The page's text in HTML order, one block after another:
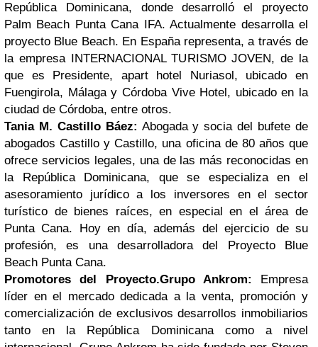
República Dominicana, donde desarrolló el proyecto
Palm Beach Punta Cana IFA. Actualmente desarrolla el
proyecto Blue Beach. En España representa, a través de
la empresa INTERNACIONAL TURISMO JOVEN, de la
que es Presidente, apart hotel Nuriasol, ubicado en
Fuengirola, Málaga y Córdoba Vive Hotel, ubicado en la
ciudad de Córdoba, entre otros.
Tania M. Castillo Báez: Abogada y socia del bufete de
abogados Castillo y Castillo, una oficina de 80 años que
ofrece servicios legales, una de las más reconocidas en
la República Dominicana, que se especializa en el
asesoramiento jurídico a los inversores en el sector
turístico de bienes raíces, en especial en el área de
Punta Cana. Hoy en día, además del ejercicio de su
profesión, es una desarrolladora del Proyecto Blue
Beach Punta Cana.
Promotores del Proyecto.Grupo Ankrom: Empresa
líder en el mercado dedicada a la venta, promoción y
comercialización de exclusivos desarrollos inmobiliarios
tanto en la República Dominicana como a nivel